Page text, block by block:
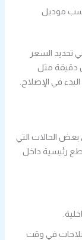
موديل
تحديد السعر
دقيقة مثل
في الإصلاح.
الحالات التي
رئيسية داخل
في وقت